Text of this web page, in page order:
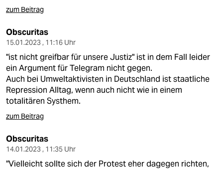
zum Beitrag
Obscuritas
15.01.2023 , 11:16 Uhr
"ist nicht greifbar für unsere Justiz" ist in dem Fall leider
ein Argument für Telegram nicht gegen.
Auch bei Umweltaktivisten in Deutschland ist staatliche
Repression Alltag, wenn auch nicht wie in einem
totalitären Systhem.
zum Beitrag
Obscuritas
14.01.2023 , 11:35 Uhr
"Vielleicht sollte sich der Protest eher dagegen richten,